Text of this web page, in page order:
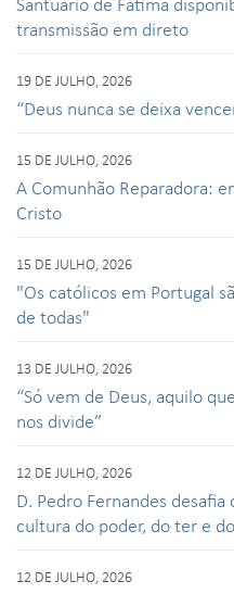
transmissão em direto
19 DE JULHO, 2026
“Deus nunca se deixa
15 DE JULHO, 2026
A Comunhão Reparadora:
Cristo
15 DE JULHO, 2026
"Os católicos em Portugal
de todas"
13 DE JULHO, 2026
“Só vem de Deus, aquilo
nos divide”
12 DE JULHO, 2026
D. Pedro Fernandes
cultura do poder, do ter e
12 DE JULHO, 2026